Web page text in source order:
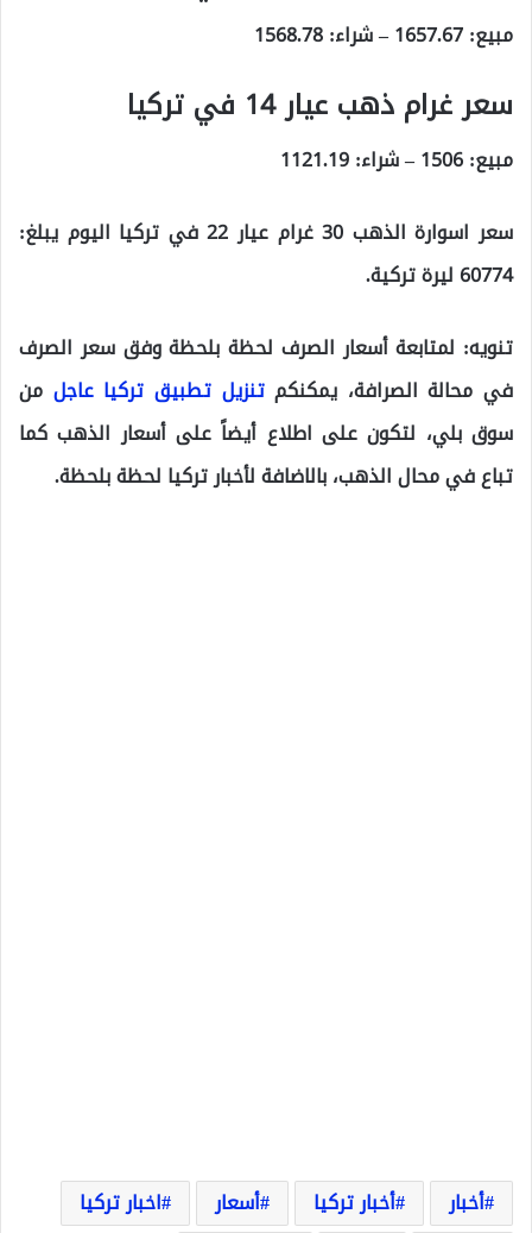
مبيع:1657.67– شراء:1568.78
سعر غرام ذهب عيار 14 في تركيا
مبيع:1506– شراء:1121.19
سعر اسوارة الذهب 30 غرام عيار 22 في تركيا اليوم يبلغ:
60774 ليرة تركية.
تنويه: لمتابعة أسعار الصرف لحظة بلحظة وفق سعر الصرف
في محالة الصرافة، يمكنكمتنزيل تطبيق تركيا عاجل من
سوق بلي، لتكون على اطلاع أيضاً على أسعار الذهب كما
تباع في محال الذهب، بالاضافة لأخبار تركيا لحظة بلحظة.
أخبار أخبار تركيا أسعار
اخبار تركيا